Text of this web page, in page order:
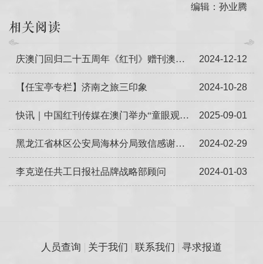
编辑：孙业腾
相关阅读
2024-12-12
庆澳门回归二十五周年《红刊》赠刊澳门劳校中学
2024-10-28
【任宝亭专栏】济南之旅三印象
2025-09-01
快讯｜中国红刊传媒在澳门举办“童眼观澳”主题画展
2024-02-29
黑龙江省林区公安局海林分局致信感谢共工日报社
2024-01-03
李克逆任共工日报社品牌战略部顾问
人员查询 关于我们 联系我们 寻求报道